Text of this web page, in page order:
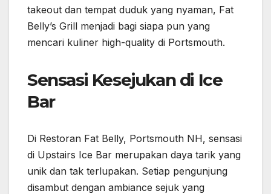
takeout dan tempat duduk yang nyaman, Fat
Belly’s Grill menjadi bagi siapa pun yang
mencari kuliner high-quality di Portsmouth.
Sensasi Kesejukan di Ice
Bar
Di Restoran Fat Belly, Portsmouth NH, sensasi
di Upstairs Ice Bar merupakan daya tarik yang
unik dan tak terlupakan. Setiap pengunjung
disambut dengan ambiance sejuk yang